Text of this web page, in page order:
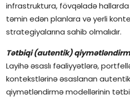
infrastruktura, fövqəladə hallarda
təmin edən planlara və yerli
strategiyalarına sahib olmalıdır.
Tətbiqi (autentik)
Layihə əsaslı fəaliyyətlərə,
kontekstlərinə əsaslanan autentik
qiymətləndirmə modellərinin